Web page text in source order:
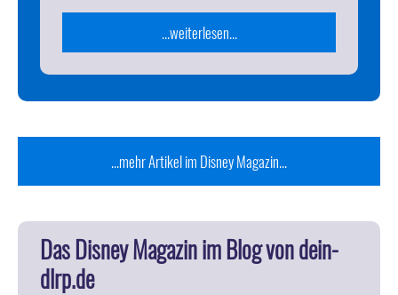
...weiterlesen...
...mehr Artikel im Disney Magazin...
Das Disney Magazin im Blog von dein-
dlrp.de